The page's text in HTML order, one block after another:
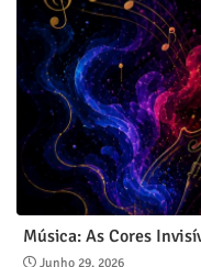
Música: As Cores
Junho 29, 2026